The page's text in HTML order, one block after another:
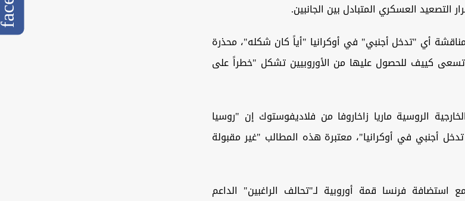
التصعيد العسكري المتبادل بين الجانبين.
أي "تدخل أجنبي" في أوكرانيا "أياً كان شكله"، محذرة
تسعى كييف للحصول عليها من الأوروبيين تشكل "خطراً على
الروسية ماريا زاخاروفا من فلاديفوستوك إن "روسيا
أجنبي في أوكرانيا"، معتبرة هذه المطالب "غير مقبولة
استضافة فرنسا قمة أوروبية لـ"تحالف الراغبين" الداعم